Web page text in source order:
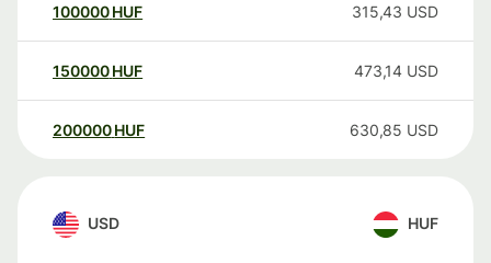
100000 HUF 315,43 USD
150000 HUF 473,14 USD
200000 HUF 630,85 USD
USD HUF